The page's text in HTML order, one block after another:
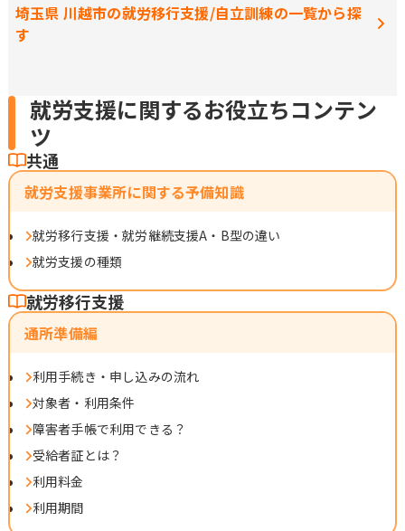
埼玉県 川越市の就労移行支援/自立訓練の一覧から探
す
就労支援に関するお役立ちコンテン
ツ
共通
就労支援事業所に関する予備知識
就労移行支援・就労継続支援A・B型の違い
就労支援の種類
就労移行支援
通所準備編
利用手続き・申し込みの流れ
対象者・利用条件
障害者手帳で利用できる？
受給者証とは？
利用料金
利用期間